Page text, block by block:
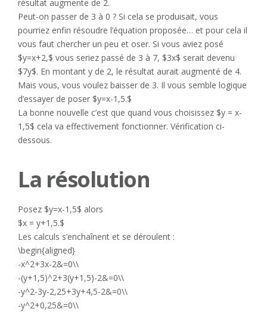
résultat augmente de 2.
Peut-on passer de 3 à 0 ? Si cela se produisait, vous
pourriez enfin résoudre l’équation proposée… et pour cela il
vous faut chercher un peu et oser. Si vous aviez posé
$y=x+2,$ vous seriez passé de 3 à 7, $3x$ serait devenu
$7y$. En montant y de 2, le résultat aurait augmenté de 4.
Mais vous, vous voulez baisser de 3. Il vous semble logique
d’essayer de poser $y=x-1,5.$
La bonne nouvelle c’est que quand vous choisissez $y = x-
1,5$ cela va effectivement fonctionner. Vérification ci-
dessous.
La résolution
Posez $y=x-1,5$ alors
$x = y+1,5.$
Les calculs s’enchaînent et se déroulent :
\begin{aligned}
-x^2+3x-2&=0\\
-(y+1,5)^2+3(y+1,5)-2&=0\\
-y^2-3y-2,25+3y+4,5-2&=0\\
-y^2+0,25&=0\\